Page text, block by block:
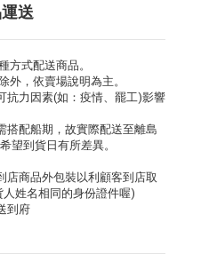
送
方式配送商品。
外，依賣場說明為主。
抗力因素(如：疫情、罷工)影響
搭配船期，故實際配送至離島
望到貨日有所差異。
店商品外包裝以利顧客到店取
姓名相同的身份證件喔)
到府